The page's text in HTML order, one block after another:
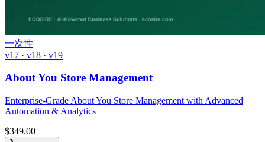
一次性
v17 · v18 · v19
About You Store Management
Enterprise-Grade About You Store Management with Advanced
Automation & Analytics
$349.00